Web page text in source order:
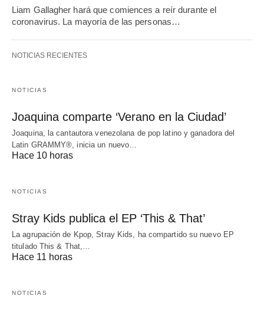
Liam Gallagher hará que comiences a reír durante el
coronavirus. La mayoría de las personas…
NOTICIAS RECIENTES
NOTICIAS
Joaquina comparte ‘Verano en la Ciudad’
Joaquina, la cantautora venezolana de pop latino y ganadora del
Latin GRAMMY®, inicia un nuevo…
Hace 10 horas
NOTICIAS
Stray Kids publica el EP ‘This & That’
La agrupación de Kpop, Stray Kids, ha compartido su nuevo EP
titulado This & That,…
Hace 11 horas
NOTICIAS